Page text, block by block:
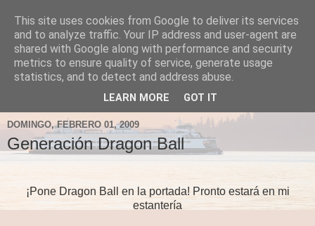
Fergus el Destructor
Blog sobre lo que le apetece escribir a Fergus, en el caso
de que le apetezca escribir.
DOMINGO, FEBRERO 01, 2009
Generación Dragon Ball
¡Pone Dragon Ball en la portada! Pronto estará en mi
estantería
This site uses cookies from Google to deliver its services
and to analyze traffic. Your IP address and user-agent are
shared with Google along with performance and security
metrics to ensure quality of service, generate usage
statistics, and to detect and address abuse.
LEARN MORE GOT IT